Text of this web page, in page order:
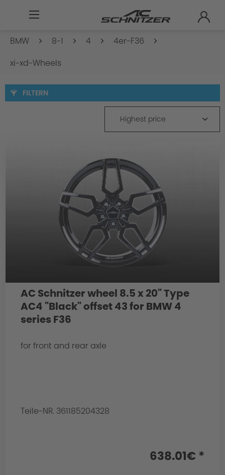
BMW 8-1 4
4er-F36
xi-xd-Wheels
FILTERN
Highest price
AC Schnitzer wheel 8.5 x 20" Type
AC4 "Black" offset 43 for BMW 4
series F36
for front and rear axle
Teile-NR. 361185204328
638.01€ *